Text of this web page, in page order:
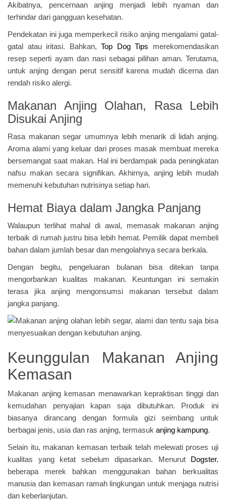
Akibatnya, pencernaan anjing menjadi lebih nyaman dan
terhindar dari gangguan kesehatan.
Pendekatan ini juga memperkecil risiko anjing mengalami gatal-
gatal atau iritasi. Bahkan, Top Dog Tips merekomendasikan
resep seperti ayam dan nasi sebagai pilihan aman. Terutama,
untuk anjing dengan perut sensitif karena mudah dicerna dan
rendah risiko alergi.
Makanan Anjing Olahan, Rasa Lebih
Disukai Anjing
Rasa makanan segar umumnya lebih menarik di lidah anjing.
Aroma alami yang keluar dari proses masak membuat mereka
bersemangat saat makan. Hal ini berdampak pada peningkatan
nafsu makan secara signifikan. Akhirnya, anjing lebih mudah
memenuhi kebutuhan nutrisinya setiap hari.
Hemat Biaya dalam Jangka Panjang
Walaupun terlihat mahal di awal, memasak makanan anjing
terbaik di rumah justru bisa lebih hemat. Pemilik dapat membeli
bahan dalam jumlah besar dan mengolahnya secara berkala.
Dengan begitu, pengeluaran bulanan bisa ditekan tanpa
mengorbankan kualitas makanan. Keuntungan ini semakin
terasa jika anjing mengonsumsi makanan tersebut dalam
jangka panjang.
Keunggulan Makanan Anjing
Kemasan
Makanan anjing kemasan menawarkan kepraktisan tinggi dan
kemudahan penyajian kapan saja dibutuhkan. Produk ini
biasanya dirancang dengan formula gizi seimbang untuk
berbagai jenis, usia dan ras anjing, termasuk anjing kampung.
Selain itu, makanan kemasan terbaik telah melewati proses uji
kualitas yang ketat sebelum dipasarkan. Menurut
Dogster,
beberapa merek bahkan menggunakan bahan berkualitas
manusia dan kemasan ramah lingkungan untuk menjaga nutrisi
dan keberlanjutan.